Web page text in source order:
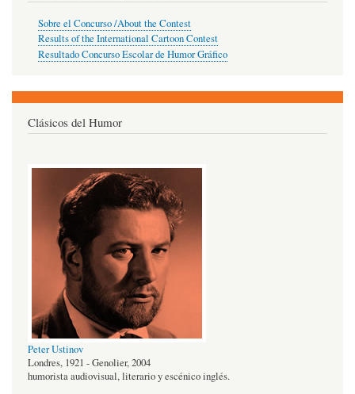
Sobre el Concurso /About the Contest
Results of the International Cartoon Contest
Resultado Concurso Escolar de Humor Gráfico
Clásicos del Humor
Peter Ustinov
Londres, 1921 - Genolier, 2004
humorista audiovisual, literario y escénico inglés.